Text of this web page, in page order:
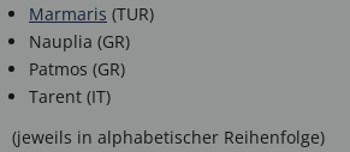
Marmaris (TUR)
Nauplia (GR)
Patmos (GR)
Tarent (IT)
(jeweils in alphabetischer Reihenfolge)